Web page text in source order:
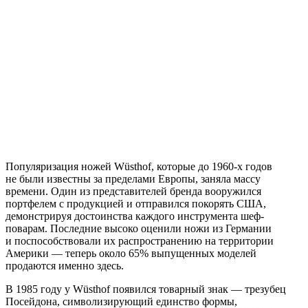
Популяризация ножей Wüsthof, которые до 1960-х годов
не были известны за пределами Европы, заняла массу
времени. Один из представителей бренда вооружился
портфелем с продукцией и отправился покорять США,
демонстрируя достоинства каждого инструмента шеф-
поварам. Последние высоко оценили ножи из Германии
и поспособствовали их распространению на территории
Америки — теперь около 65% выпущенных моделей
продаются именно здесь.
В 1985 году у Wüsthof появился товарный знак — трезубец
Посейдона, символизирующий единство формы,